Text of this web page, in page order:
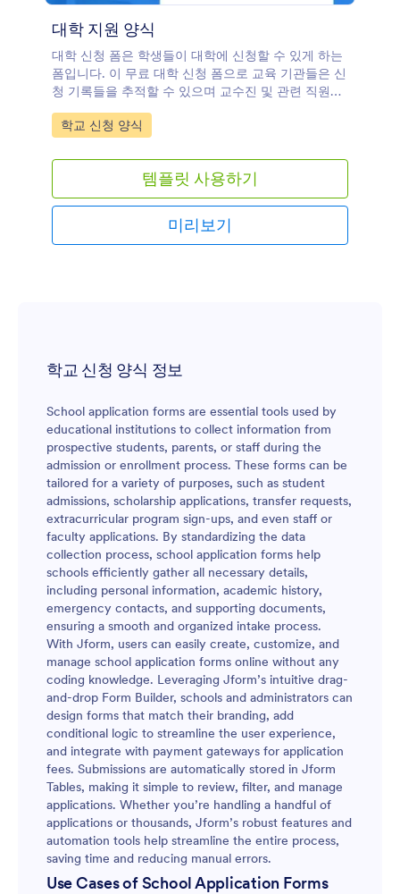
대학 지원 양식
대학 신청 폼은 학생들이 대학에 신청할 수 있게 하는
폼입니다. 이 무료 대학 신청 폼으로 교육 기관들은 신
청 기록들을 추적할 수 있으며 교수진 및 관련 직원들
과 완료된 폼을 공유할 수 있습니다. 이 폼 템플릿은
신청자들의 개인 및 연락처 정보를 수집할 수 있으며
의 요구 조건에 맞도록 폼 필드들을 맞춤 설정하고 자
신의 웹사이트에 그것을 임베드 하십시오. 귀하는 이
동하면서 모든 모바일 기기로 반응들에 접속하고 편집
할 수 있습니다. 귀하는 또한 귀하의 다른 계정들로 수
집된 반응들을 전송할 수 있으며 그것을 설정하고 난
Go to Category:
학교 신청 양식
템플릿 사용하기
미리보기
학교 신청 양식 정보
School application forms are essential tools used by
educational institutions to collect information from
prospective students, parents, or staff during the
admission or enrollment process. These forms can be
tailored for a variety of purposes, such as student
admissions, scholarship applications, transfer requests,
extracurricular program sign-ups, and even staff or
faculty applications. By standardizing the data
collection process, school application forms help
schools efficiently gather all necessary details,
including personal information, academic history,
emergency contacts, and supporting documents,
ensuring a smooth and organized intake process.
With Jform, users can easily create, customize, and
manage school application forms online without any
coding knowledge. Leveraging Jform’s intuitive drag-
and-drop Form Builder, schools and administrators can
design forms that match their branding, add
conditional logic to streamline the user experience,
and integrate with payment gateways for application
fees. Submissions are automatically stored in Jform
Tables, making it simple to review, filter, and manage
applications. Whether you’re handling a handful of
applications or thousands, Jform’s robust features and
automation tools help streamline the entire process,
saving time and reducing manual errors.
Use Cases of School Application Forms